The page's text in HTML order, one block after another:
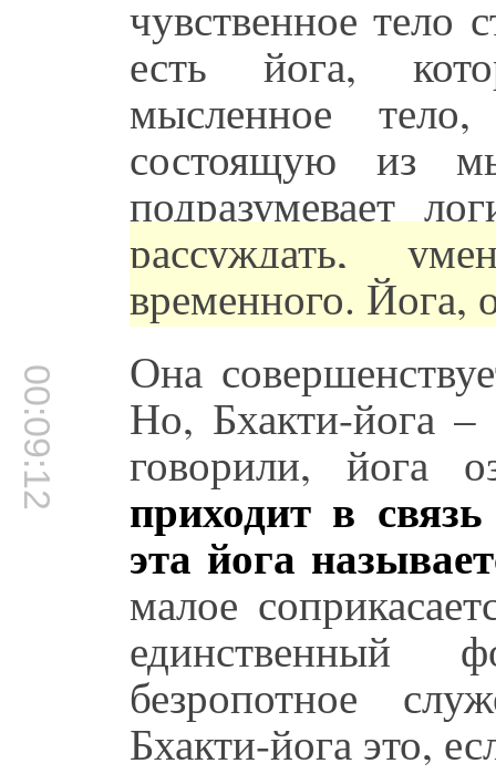
чувственное тело
есть йога,
мысленное
состоящую из
подразумевает
рассуждать,
временного. Йога,
00:09:12 Она
Но, Бхакти-йога
говорили, йога
приходит в
эта йога
малое
безропотное
Бхакти-йога это,